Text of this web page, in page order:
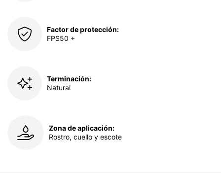
Factor de protección:
FPS50 +
Terminación:
Natural
Zona de aplicación:
Rostro, cuello y escote